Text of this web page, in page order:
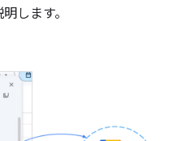
します。